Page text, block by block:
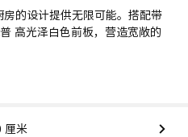
的设计提供无限可能。搭配带
高光泽白色前板，营造宽敞的
厘米